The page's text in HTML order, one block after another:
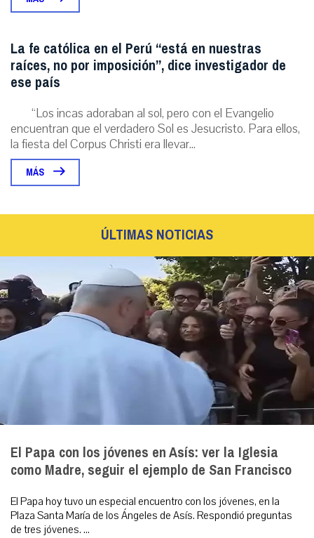
La fe católica en el Perú “está en nuestras
raíces, no por imposición”, dice investigador de
ese país
“Los incas adoraban al sol, pero con el Evangelio
encuentran que el verdadero Sol es Jesucristo. Para ellos,
la fiesta del Corpus Christi era llevar...
MÁS
ÚLTIMAS NOTICIAS
El Papa con los jóvenes en Asís: ver la Iglesia
como Madre, seguir el ejemplo de San Francisco
El Papa hoy tuvo un especial encuentro con los jóvenes, en la
Plaza Santa María de los Ángeles de Asís. Respondió preguntas
de tres jóvenes. ...